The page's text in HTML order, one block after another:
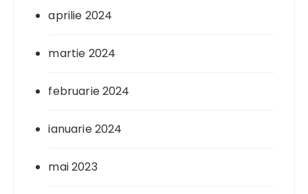
aprilie 2024
martie 2024
februarie 2024
ianuarie 2024
mai 2023